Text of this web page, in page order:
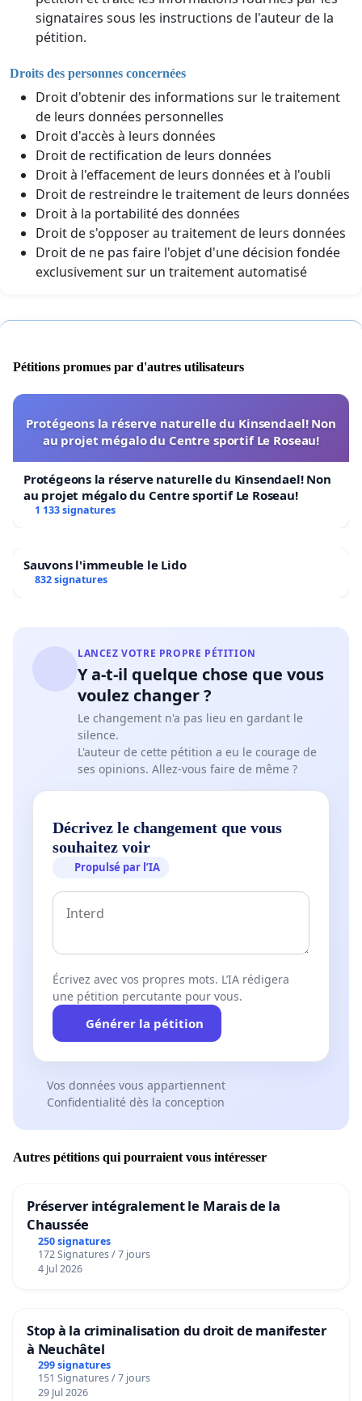
signataires sous les instructions de l'auteur de la
pétition.
Droits des personnes concernées
Droit d'obtenir des informations sur le traitement
de leurs données personnelles
Droit d'accès à leurs données
Droit de rectification de leurs données
Droit à l'effacement de leurs données et à l'oubli
Droit de restreindre le traitement de leurs données
Droit à la portabilité des données
Droit de s'opposer au traitement de leurs données
Droit de ne pas faire l'objet d'une décision fondée
exclusivement sur un traitement automatisé
Pétitions promues par d'autres utilisateurs
Protégeons la réserve naturelle du Kinsendael! Non
au projet mégalo du Centre sportif Le Roseau!
Protégeons la réserve naturelle du Kinsendael! Non
au projet mégalo du Centre sportif Le Roseau!
1 133 signatures
Sauvons l'immeuble le Lido
832 signatures
LANCEZ VOTRE PROPRE PÉTITION
Y a-t-il quelque chose que vous
voulez changer ?
Le changement n'a pas lieu en gardant le
silence.
L'auteur de cette pétition a eu le courage de
ses opinions. Allez-vous faire de même ?
Décrivez le changement que vous
souhaitez voir
Propulsé par l’IA
Écrivez avec vos propres mots. L’IA rédigera
une pétition percutante pour vous.
Générer la pétition
Vos données vous appartiennent
Confidentialité dès la conception
Autres pétitions qui pourraient vous intéresser
Préserver intégralement le Marais de la
Chaussée
250 signatures
172 Signatures / 7 jours
4 Jul 2026
Stop à la criminalisation du droit de manifester
à Neuchâtel
299 signatures
151 Signatures / 7 jours
29 Jul 2026